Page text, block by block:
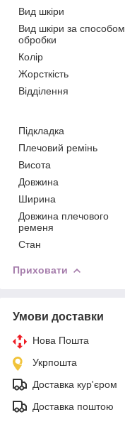
Вид шкіри
Вид шкіри за способом
обробки
Колір
Жорсткість
Відділення
Підкладка
Плечовий ремінь
Висота
Довжина
Ширина
Довжина плечового
ременя
Стан
Приховати
Умови доставки
Нова Пошта
Укрпошта
Доставка кур'єром
Доставка поштою